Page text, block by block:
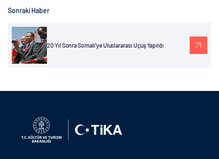
Sonraki Haber
20 Yıl Sonra Somali'ye Uluslararası Uçuş Yapıldı